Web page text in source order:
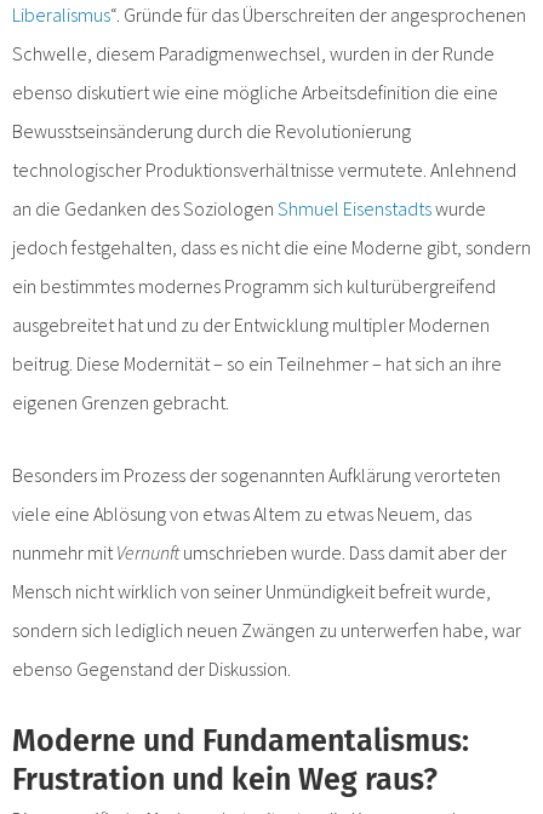
Liberalismus“. Gründe für das Überschreiten der angesprochenen
Schwelle, diesem Paradigmenwechsel, wurden in der Runde
ebenso diskutiert wie eine mögliche Arbeitsdefinition die eine
Bewusstseinsänderung durch die Revolutionierung
technologischer Produktionsverhältnisse vermutete. Anlehnend
an die Gedanken des Soziologen Shmuel Eisenstadtswurde
jedoch festgehalten, dass es nicht die eine Moderne gibt, sondern
ein bestimmtes modernes Programm sich kulturübergreifend
ausgebreitet hat und zu der Entwicklung multipler Modernen
beitrug. Diese Modernität – so ein Teilnehmer – hat sich an ihre
eigenen Grenzen gebracht.
Besonders im Prozess der sogenannten Aufklärung verorteten
viele eine Ablösung von etwas Altem zu etwas Neuem, das
nunmehr mit Vernunftumschrieben wurde. Dass damit aber der
Mensch nicht wirklich von seiner Unmündigkeit befreit wurde,
sondern sich lediglich neuen Zwängen zu unterwerfen habe, war
ebenso Gegenstand der Diskussion.
Moderne und Fundamentalismus:
Frustration und kein Weg raus?